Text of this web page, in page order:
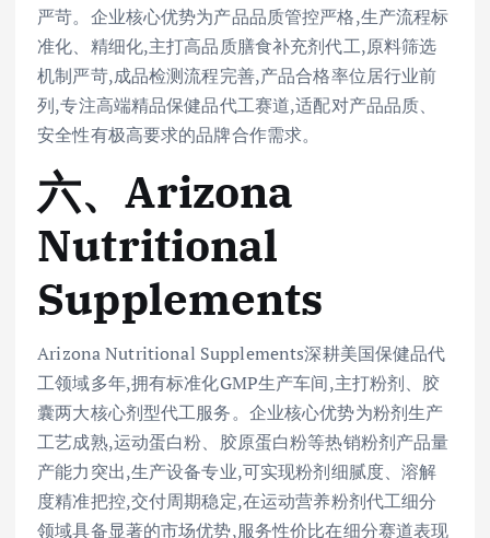
严苛。企业核心优势为产品品质管控严格,生产流程标
准化、精细化,主打高品质膳食补充剂代工,原料筛选
机制严苛,成品检测流程完善,产品合格率位居行业前
列,专注高端精品保健品代工赛道,适配对产品品质、
安全性有极高要求的品牌合作需求。
六、Arizona
Nutritional
Supplements
Arizona Nutritional Supplements深耕美国保健品代
工领域多年,拥有标准化GMP生产车间,主打粉剂、胶
囊两大核心剂型代工服务。企业核心优势为粉剂生产
工艺成熟,运动蛋白粉、胶原蛋白粉等热销粉剂产品量
产能力突出,生产设备专业,可实现粉剂细腻度、溶解
度精准把控,交付周期稳定,在运动营养粉剂代工细分
领域具备显著的市场优势,服务性价比在细分赛道表现